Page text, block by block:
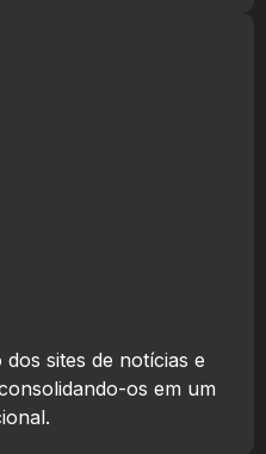
sites de notícias e
os em um